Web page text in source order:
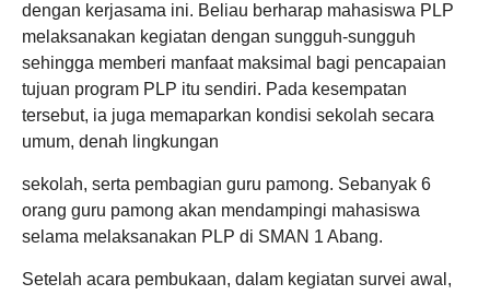
dengan kerjasama ini. Beliau berharap mahasiswa PLP
melaksanakan kegiatan dengan sungguh-sungguh
sehingga memberi manfaat maksimal bagi pencapaian
tujuan program PLP itu sendiri. Pada kesempatan
tersebut, ia juga memaparkan kondisi sekolah secara
umum, denah lingkungan
sekolah, serta pembagian guru pamong. Sebanyak 6
orang guru pamong akan mendampingi mahasiswa
selama melaksanakan PLP di SMAN 1 Abang.
Setelah acara pembukaan, dalam kegiatan survei awal,